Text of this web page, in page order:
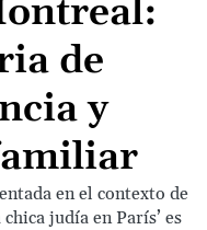
de
y
en el contexto de
judía en París’ es